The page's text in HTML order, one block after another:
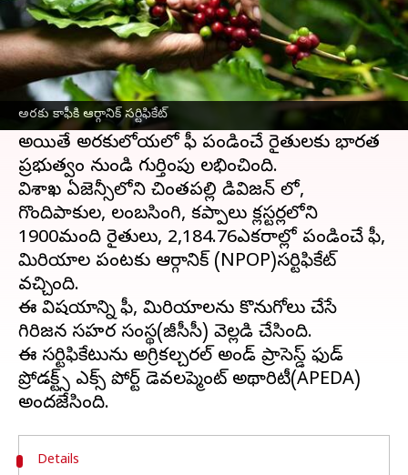
అరకు కాఫీకి ఆర్గానిక్ సర్టిఫికేట్
ఈ వార్తాకథనం ఏంటి
కాఫీ పంటలకు, మిరియాల పంటలకు అరకులోయ
ప్రసిద్ది చెందింది. ఇక్కడ పండే కాఫీకి ప్రపంచవ్యాప్తంగా
మంచి పేరుంది. అమెరికాలో సైతం అరకు కాఫీ లభిస్తుంది.
అయితే అరకులోయలో కాఫీ పండించే రైతులకు భారత
ప్రభుత్వం నుండి గుర్తింపు లభించింది.
విశాఖ ఏజెన్సీలోని చింతపల్లి డివిజన్ లో,
గొందిపాకుల, లంబసింగి, కప్పాలు క్లస్టర్లలోని
1900మంది రైతులు, 2,184.76ఎకరాల్లో పండించే కాఫీ,
మిరియాల పంటకు ఆర్గానిక్ (NPOP)సర్టిఫికేట్
వచ్చింది.
ఈ విషయాన్ని కాఫీ, మిరియాలను కొనుగోలు చేసే
గిరిజన సహకార సంస్థ(జీసీసీ) వెల్లడి చేసింది.
ఈ సర్టిఫికేటును అగ్రికల్చరల్ అండ్ ప్రాసెస్డ్ ఫుడ్
ప్రోడక్ట్స్ ఎక్స్ పోర్ట్ డెవలప్మెంట్ అథారిటీ(APEDA)
Details